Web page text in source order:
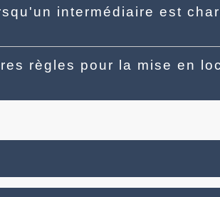
intermédiaire est
règles pour la mise en